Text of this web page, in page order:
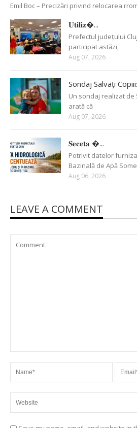
Emil Boc – Precizări privind relocarea
𝐔𝐭𝐢𝐥𝐢𝐳�...
Prefectul județului
participat astăzi,
Aug 07, 2026
Sondaj Salvați
Un sondaj realizat de
arată că
Aug 07, 2026
𝐒𝐞𝐜𝐞𝐭𝐚 �...
Potrivit datelor
Bazinală de Apă
Aug 06, 2026
LEAVE A COMMENT